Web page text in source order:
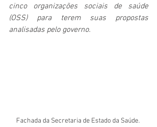
cinco organizações sociais de saúde
(OSS) para terem suas propostas
analisadas pelo governo.
Fachada da Secretaria de Estado da Saúde.